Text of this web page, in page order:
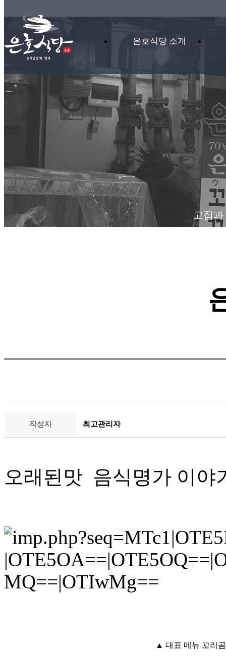
은호식당 소개
고집
작성자 최고관리자
오래된맛 음식명가 이야
▲ 대표 메뉴 꼬리